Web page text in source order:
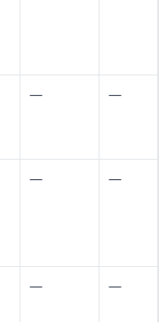
— —
— —
— —